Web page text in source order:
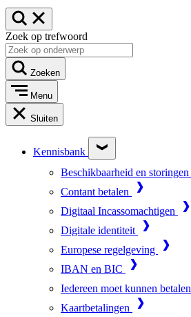
Zoek op trefwoord
Zoeken
Menu
Sluiten
Kennisbank
Beschikbaarheid en storingen
Contant betalen
Digitaal Incassomachtigen
Digitale identiteit
Europese regelgeving
IBAN en BIC
Iedereen moet kunnen betalen
Kaartbetalingen